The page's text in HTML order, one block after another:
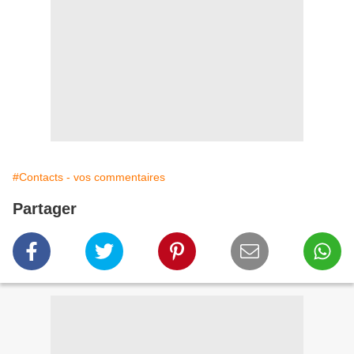
#Contacts - vos commentaires
Partager